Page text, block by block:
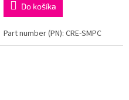
Do košíka
Part number (PN): CRE-SMPC